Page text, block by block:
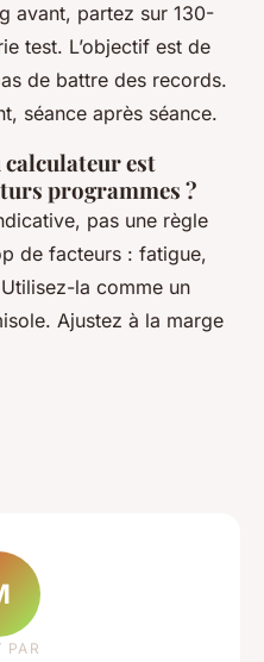
avant, partez sur 130-
test. L’objectif est de
de battre des records.
séance après séance.
est
programmes ?
pas une règle
de facteurs : fatigue,
la comme un
Ajustez à la marge
PAR